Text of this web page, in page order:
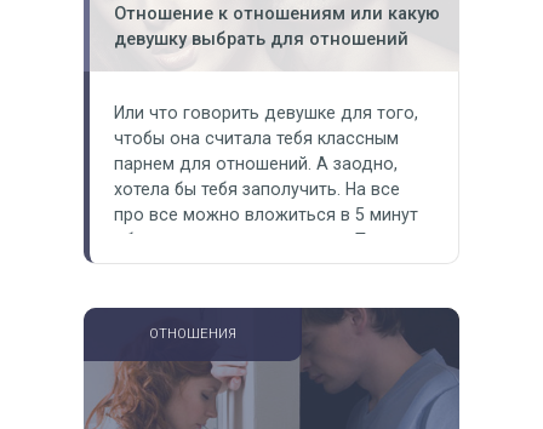
Отношение к отношениям или какую
девушку выбрать для отношений
Или что говорить девушке для того,
чтобы она считала тебя классным
парнем для отношений. А заодно,
хотела бы тебя заполучить. На все
про все можно вложиться в 5 минут
общения и пожинать плоды. То, что
написано ниже, можно говорить
знакомстве в клубе. Ну и в обычном
формате, на свидании,…
ОТНОШЕНИЯ